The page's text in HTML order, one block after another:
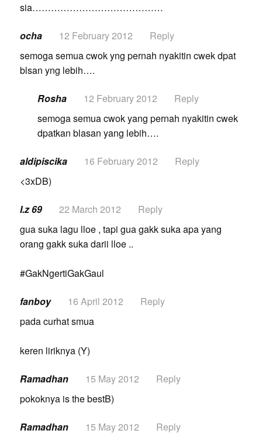
sia……………………………………
ocha 12 February 2012
Reply
semoga semua cwok yng pernah nyakitin cwek dpat
blsan yng lebih….
Rosha 12 February 2012
Reply
semoga semua cwok yang pernah nyakitin cwek
dpatkan blasan yang lebih….
aldipiscika 16 February 2012
Reply
<3xDB)
I.z 69 22 March 2012
Reply
gua suka lagu lloe , tapi gua gakk suka apa yang
orang gakk suka darii lloe ..
#GakNgertiGakGaul
fanboy 16 April 2012
Reply
pada curhat smua
keren liriknya (Y)
Ramadhan 15 May 2012
Reply
pokoknya is the bestB)
Ramadhan 15 May 2012
Reply